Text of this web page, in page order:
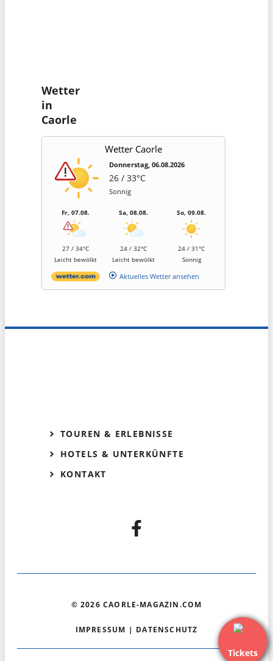
Wetter
in
Caorle
Wetter Caorle
Donnerstag, 06.08.2026
26 / 33°C
Sonnig
Fr, 07.08.
27 / 34°C
Leicht bewölkt
Sa, 08.08.
24 / 32°C
Leicht bewölkt
So, 09.08.
24 / 31°C
Sonnig
Aktuelles Wetter ansehen
Tickets
TOUREN & ERLEBNISSE
HOTELS & UNTERKÜNFTE
KONTAKT
© 2026 CAORLE-MAGAZIN.COM
IMPRESSUM | DATENSCHUTZ